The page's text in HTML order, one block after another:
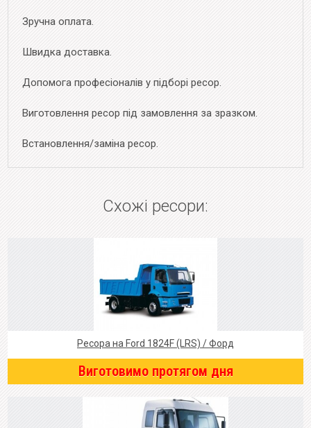
Зручна оплата.
Швидка доставка.
Допомога професіоналів у підборі ресор.
Виготовлення ресор під замовлення за зразком.
Встановлення/заміна ресор.
Схожі ресори:
Ресора на Ford 1824F (LRS) / Форд
Виготовимо протягом дня